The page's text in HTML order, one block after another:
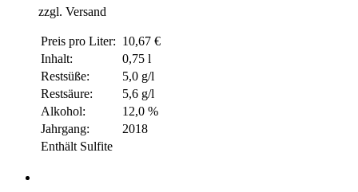
zzgl. Versand
Preis pro Liter: 10,67 €
Inhalt:
0,75 l
Restsüße:
5,0 g/l
Restsäure:
5,6 g/l
Alkohol:
12,0 %
Jahrgang:
2018
Enthält Sulfite